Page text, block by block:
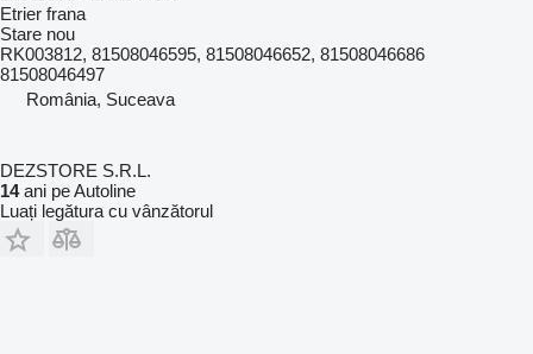
Etrier frana
Stare nou
RK003812, 81508046595, 81508046652, 81508046686
81508046497
România, Suceava
DEZSTORE S.R.L.
14ani pe Autoline
Luați legătura cu vânzătorul